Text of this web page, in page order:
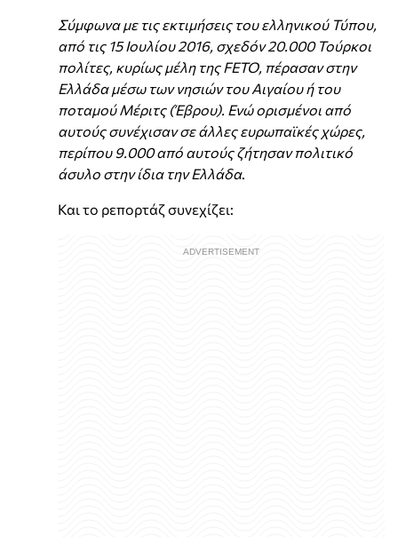
Σύμφωνα με τις εκτιμήσεις του ελληνικού Τύπου,
από τις 15 Ιουλίου 2016, σχεδόν 20.000 Τούρκοι
πολίτες, κυρίως μέλη της FETO, πέρασαν στην
Ελλάδα μέσω των νησιών του Αιγαίου ή του
ποταμού Μέριτς (Έβρου). Ενώ ορισμένοι από
αυτούς συνέχισαν σε άλλες ευρωπαϊκές χώρες,
περίπου 9.000 από αυτούς ζήτησαν πολιτικό
άσυλο στην ίδια την Ελλάδα.
Και το ρεπορτάζ συνεχίζει: